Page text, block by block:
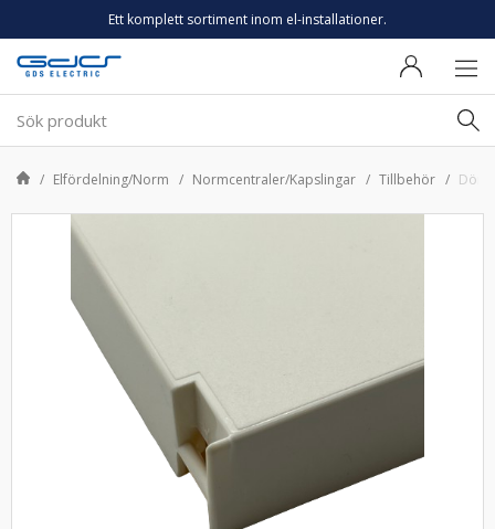
Ett komplett sortiment inom el-installationer.
Elfördelning/Norm Normcentraler/Kapslingar Tillbehör Dörr